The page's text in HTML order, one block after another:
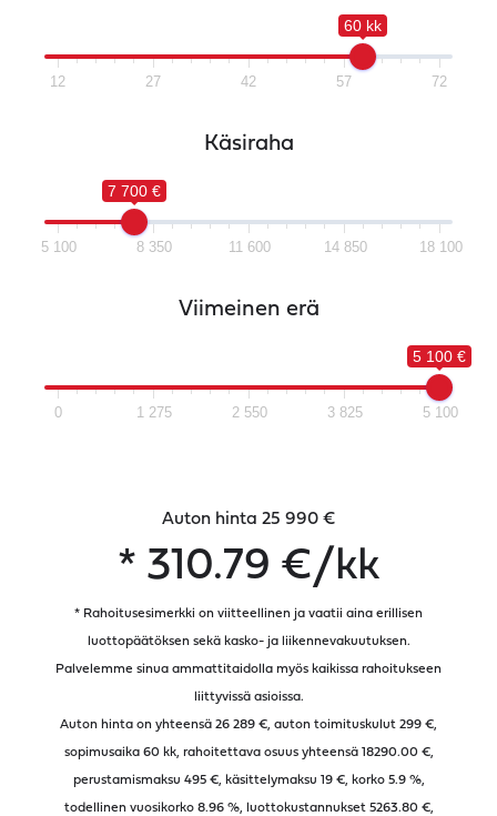
60 kk
12 27 42 57 72
Käsiraha
7 700 €
5 100 8 350 11 600 14 850 18 100
Viimeinen erä
5 100 €
0 1 275 2 550 3 825 5 100
Auton hinta 25 990 €
* 310.79 €/kk
* Rahoitusesimerkki on viitteellinen ja vaatii aina erillisen
luottopäätöksen sekä kasko- ja liikennevakuutuksen.
Palvelemme sinua ammattitaidolla myös kaikissa rahoitukseen
liittyvissä asioissa.
Auton hinta on yhteensä 26 289 €, auton toimituskulut 299 €,
sopimusaika 60 kk, rahoitettava osuus yhteensä 18290.00 €,
perustamismaksu 495 €, käsittelymaksu 19 €, korko 5.9 %,
todellinen vuosikorko 8.96%, luottokustannukset 5263.80 €,